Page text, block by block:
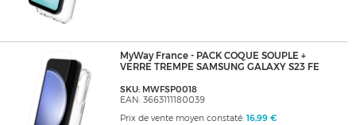
MyWay France - PACK COQUE SOUPLE +
VERRE TREMPE SAMSUNG GALAXY S23 FE
SKU: MWFSP0018
EAN: 3663111180039
Prix de vente moyen constaté: 16,99 €